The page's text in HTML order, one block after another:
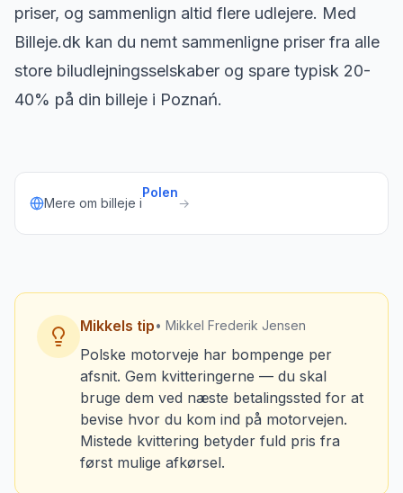
priser, og sammenlign altid flere udlejere. Med
Billeje.dk kan du nemt sammenligne priser fra alle
store biludlejningsselskaber og spare typisk 20-
40% på din billeje i Poznań.
Mere om billeje i
Polen
→
Mikkels tip• Mikkel Frederik Jensen
Polske motorveje har bompenge per
afsnit. Gem kvitteringerne — du skal
bruge dem ved næste betalingssted for at
bevise hvor du kom ind på motorvejen.
Mistede kvittering betyder fuld pris fra
først mulige afkørsel.